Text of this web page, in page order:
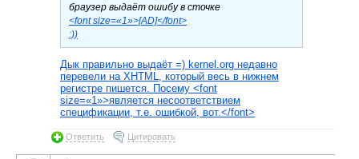
браузер выдаёт ошибу в сточке
<font size=«1»>[AD]</font>
:))
Дык правильно выдаёт =) kernel.org недавно
перевели на XHTML, который весь в нижнем
регистре пишется. Посему <font
size=«1»>является несоответствием
спецификации, т.е. ошибкой, вот.</font>
Ответить Цитировать